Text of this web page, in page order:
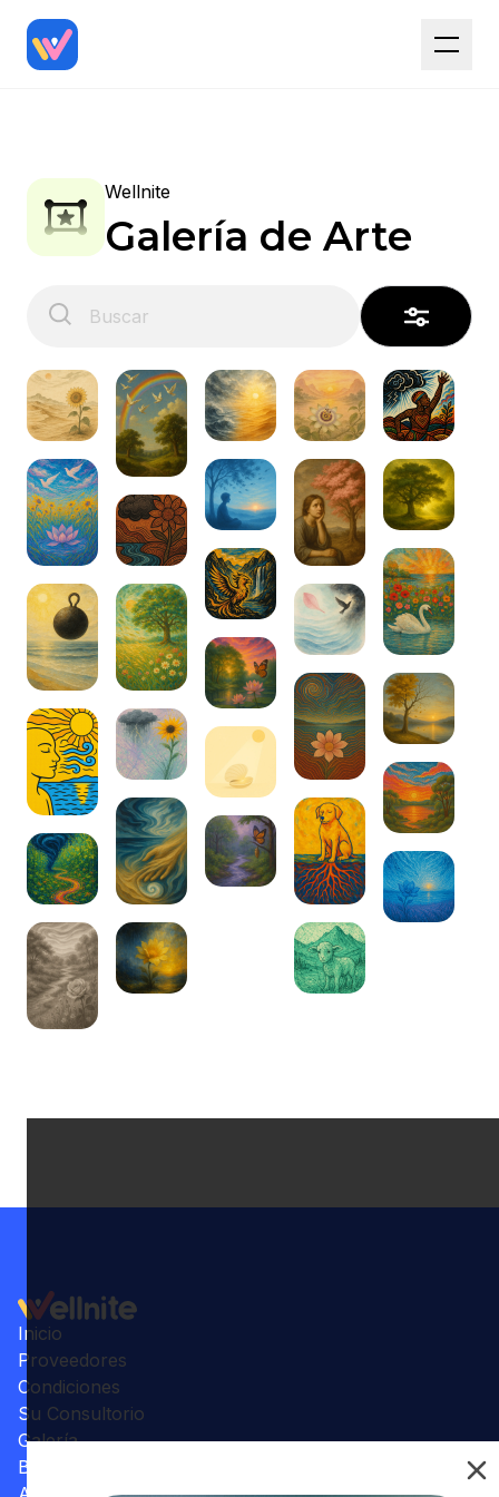
Wellnite
Galería de Arte
Inicio
Proveedores
Condiciones
Su Consultorio
Galería
Beneficios